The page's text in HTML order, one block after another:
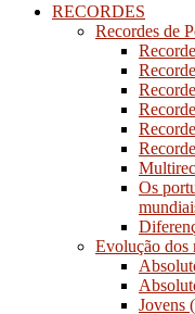
RECORDES
Recordes de
Os
Evolução dos
Jovens